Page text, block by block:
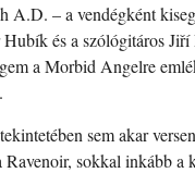
A.D. – a vendégként
és a szólógitáros Jiří
a Morbid Angelre
sem akar
Ravenoir, sokkal inkább a